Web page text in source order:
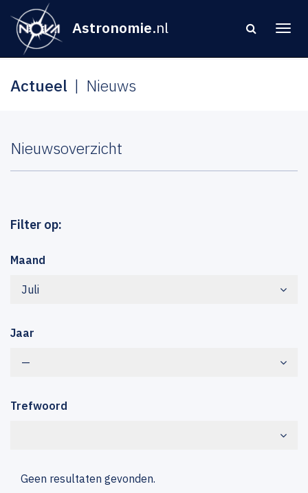
Astronomie.nl
Actueel Nieuws
Nieuwsoverzicht
Filter op:
Maand
Juli
Jaar
—
Trefwoord
Geen resultaten gevonden.